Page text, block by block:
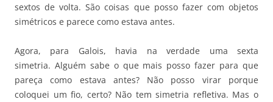
sextos de volta. São coisas que posso fazer com objetos
simétricos e parece como estava antes.
Agora, para Galois, havia na verdade uma sexta
simetria. Alguém sabe o que mais posso fazer para que
pareça como estava antes? Não posso virar porque
coloquei um fio, certo? Não tem simetria refletiva. Mas o